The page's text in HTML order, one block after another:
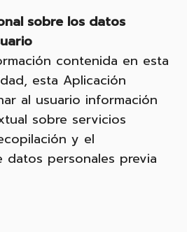
sobre los datos
contenida en esta
esta Aplicación
al usuario información
sobre servicios
y el
datos personales previa